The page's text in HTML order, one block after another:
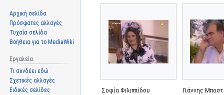
πλοήγηση
αναζήτηση
Σοφία Φιλιππίδου Γιάννης
Αρχική σελίδα
Πρόσφατες αλλαγές
Τυχαία σελίδα
Βοήθεια για το MediaWiki
Εργαλεία
Τι συνδέει εδώ
Σχετικές αλλαγές
Ειδικές σελίδες